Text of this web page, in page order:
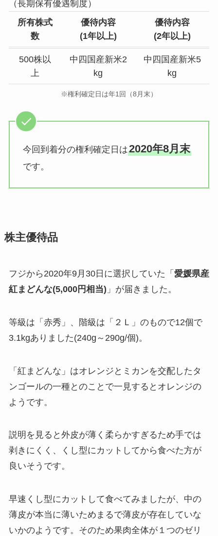
（長期保有優遇制度）
所有株式
数
優待内容
(1年以上)
優待内容
(2年以上)
500株以
上
中四国産新米2
kg
中四国産新米5
kg
※権利確定日は年1回（8月末）
今回到着分の権利確定日は2020年8月末
です。
株主優待品
フジから2020年9月30日に選択していた「 愛媛県産
紅まどんな(5,000円相当) 」が届きました。
等級は「赤秀」、階級は「２Ｌ」のもので12個で
3.1kgありました(240g～290g/個)。
「紅まどんな」はオレンジとミカンを交配したタ
ンゴールの一種とのことで一見するとオレンジの
ようです。
説明を見ると外皮が薄く柔らかすぎるため手では
剥きにくく、くし型にカットしてから食べた方が
良いそうです。
早速くし型にカットして食べてみましたが、中の
薄皮が本当に薄いためまるで薄皮が存在していな
いかのようです。そのため果肉全体が１つのゼリ